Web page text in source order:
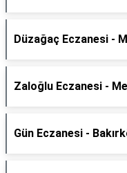
Düzağaç Eczanesi -
Zaloğlu Eczanesi -
Gün Eczanesi -